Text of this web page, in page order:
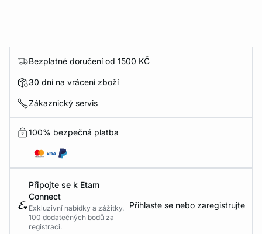
Bezplatné doručení od 1500 KČ
30 dní na vrácení zboží
Zákaznický servis
100% bezpečná platba
Připojte se k Etam
Connect
Exkluzivní nabídky a zážitky.
100 dodatečných bodů za
registraci.
Přihlaste se nebo zaregistrujte